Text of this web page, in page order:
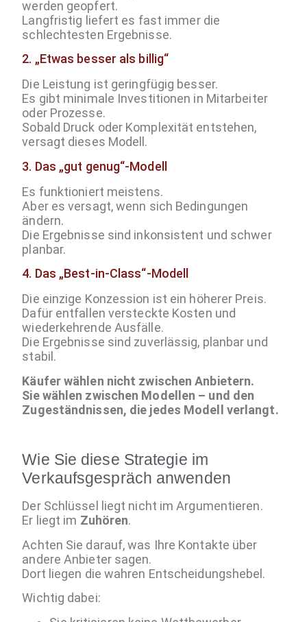
werden geopfert.
Langfristig liefert es fast immer die
schlechtesten Ergebnisse.
2. „Etwas besser als billig“
Die Leistung ist geringfügig besser.
Es gibt minimale Investitionen in Mitarbeiter
oder Prozesse.
Sobald Druck oder Komplexität entstehen,
versagt dieses Modell.
3. Das „gut genug“-Modell
Es funktioniert meistens.
Aber es versagt, wenn sich Bedingungen
ändern.
Die Ergebnisse sind inkonsistent und schwer
planbar.
4. Das „Best-in-Class“-Modell
Die einzige Konzession ist ein höherer Preis.
Dafür entfallen versteckte Kosten und
wiederkehrende Ausfälle.
Die Ergebnisse sind zuverlässig, planbar und
stabil.
Käufer wählen nicht zwischen Anbietern.
Sie wählen zwischen Modellen – und den
Zugeständnissen, die jedes Modell verlangt.
Wie Sie diese Strategie im
Verkaufsgespräch anwenden
Der Schlüssel liegt nicht im Argumentieren.
Er liegt im Zuhören.
Achten Sie darauf, was Ihre Kontakte über
andere Anbieter sagen.
Dort liegen die wahren Entscheidungshebel.
Wichtig dabei: